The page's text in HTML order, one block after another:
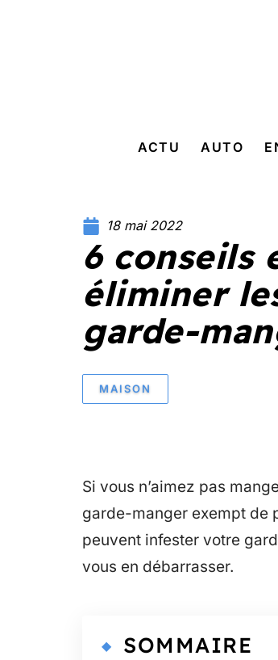
ACTU AUTO
18 mai 2022
6 conseils
éliminer
garde-
MAISON
Si vous n’aimez pas
garde-manger exempt de
peuvent infester votre
vous en débarrasser.
SOMMAIRE